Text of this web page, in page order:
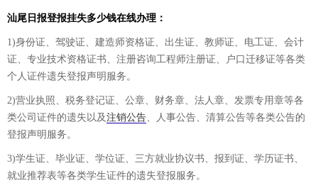
汕尾日报登报挂失多少钱在线办理：
1)身份证、驾驶证、建造师资格证、出生证、教师证、电工证、会计
证、专业技术资格证书、注册咨询工程师注册证、户口迁移证等各类
个人证件遗失登报声明服务。
2)营业执照、税务登记证、公章、财务章、法人章、发票专用章等各
类公司证件的遗失以及注销公告、人事公告、清算公告等各类公告的
登报声明服务。
3)学生证、毕业证、学位证、三方就业协议书、报到证、学历证书、
就业推荐表等各类学生证件的遗失登报服务。